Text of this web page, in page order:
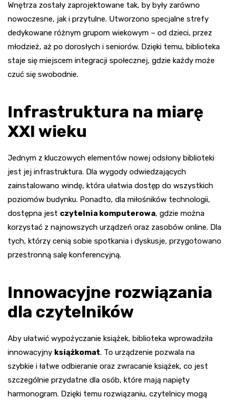
Wnętrza zostały zaprojektowane tak, by były zarówno
nowoczesne, jak i przytulne. Utworzono specjalne strefy
dedykowane różnym grupom wiekowym – od dzieci, przez
młodzież, aż po dorosłych i seniorów. Dzięki temu, biblioteka
staje się miejscem integracji społecznej, gdzie każdy może
czuć się swobodnie.
Infrastruktura na miarę
XXI wieku
Jednym z kluczowych elementów nowej odsłony biblioteki
jest jej infrastruktura. Dla wygody odwiedzających
zainstalowano windę, która ułatwia dostęp do wszystkich
poziomów budynku. Ponadto, dla miłośników technologii,
dostępna jest czytelnia komputerowa, gdzie można
korzystać z najnowszych urządzeń oraz zasobów online. Dla
tych, którzy cenią sobie spotkania i dyskusje, przygotowano
przestronną salę konferencyjną.
Innowacyjne rozwiązania
dla czytelników
Aby ułatwić wypożyczanie książek, biblioteka wprowadziła
innowacyjny książkomat. To urządzenie pozwala na
szybkie i łatwe odbieranie oraz zwracanie książek, co jest
szczególnie przydatne dla osób, które mają napięty
harmonogram. Dzięki temu rozwiązaniu, czytelnicy mogą